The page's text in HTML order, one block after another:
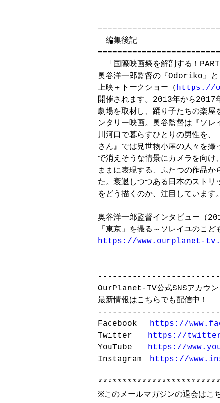
編集後記
「国際映画祭を解剖する！
奥谷洋一郎監督の『Odoriko』と
上映＋トークショー（https://
開催されます。2013年から2017
劇場を取材し、踊り子たちの楽屋
ンタリー映画。奥谷監督は『ソレ
川河口で暮らすひとりの男性を、
さん』では見世物小屋の人々を撮
で消えそうな情景にカメラを向け
ままに表現する、ふたつの作品か
た。衰退しつつある日本のストリ
をどう描くのか、注目しています
奥谷洋一郎監督インタビュー（
https://www.ourplanet-
OurPlanet-TV公式SNSアカウン
最新情報はこちらでも配信中！
Facebook https://
Twitter https://
YouTube https://
Instagram https://